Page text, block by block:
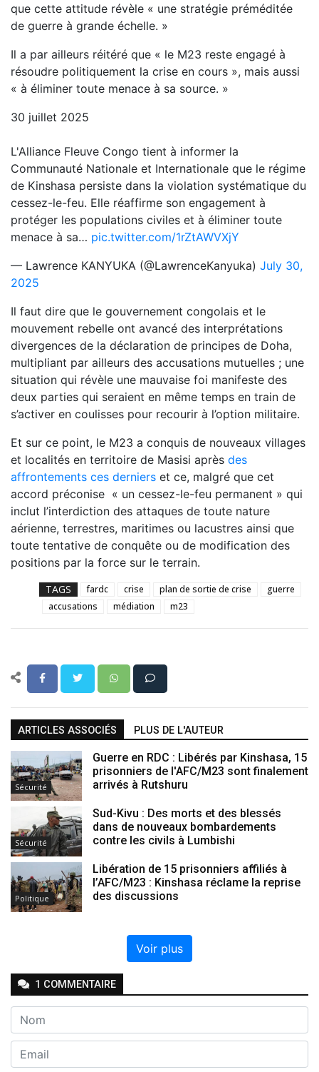
que cette attitude révèle « une stratégie préméditée
de guerre à grande échelle. »
Il a par ailleurs réitéré que « le M23 reste engagé à
résoudre politiquement la crise en cours », mais aussi
« à éliminer toute menace à sa source. »
30 juillet 2025
L'Alliance Fleuve Congo tient à informer la
Communauté Nationale et Internationale que le régime
de Kinshasa persiste dans la violation systématique du
cessez-le-feu. Elle réaffirme son engagement à
protéger les populations civiles et à éliminer toute
menace à sa… pic.twitter.com/1rZtAWVXjY
— Lawrence KANYUKA (@LawrenceKanyuka) July 30,
2025
Il faut dire que le gouvernement congolais et le
mouvement rebelle ont avancé des interprétations
divergences de la déclaration de principes de Doha,
multipliant par ailleurs des accusations mutuelles ; une
situation qui révèle une mauvaise foi manifeste des
deux parties qui seraient en même temps en train de
s’activer en coulisses pour recourir à l’option militaire.
Et sur ce point, le M23 a conquis de nouveaux villages
et localités en territoire de Masisi après des
affrontements ces derniers et ce, malgré que cet
accord préconise « un cessez-le-feu permanent » qui
inclut l’interdiction des attaques de toute nature
aérienne, terrestres, maritimes ou lacustres ainsi que
toute tentative de conquête ou de modification des
positions par la force sur le terrain.
TAGS fardc crise plan de sortie de crise
guerre
accusations
médiation m23
ARTICLES ASSOCIÉS PLUS DE L'AUTEUR
Sécurité
Guerre en RDC : Libérés par Kinshasa, 15
prisonniers de l'AFC/M23 sont finalement
arrivés à Rutshuru
Sécurité
Sud-Kivu : Des morts et des blessés
dans de nouveaux bombardements
contre les civils à Lumbishi
Politique
Libération de 15 prisonniers affiliés à
l’AFC/M23 : Kinshasa réclame la reprise
des discussions
Voir plus
1 COMMENTAIRE